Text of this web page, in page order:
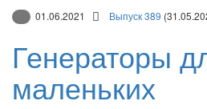
01.06.2021 Выпуск 389
Генераторы
маленьких